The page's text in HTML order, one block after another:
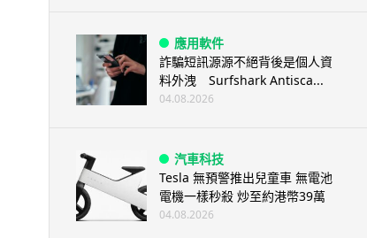
應用軟件
詐騙短訊源源不絕背後是個人資
料外洩 Surfshark Antisca...
04.08.2026
汽車科技
Tesla 無預警推出兒童車 無電池
電機一樣秒殺 炒至約港幣39萬
04.08.2026